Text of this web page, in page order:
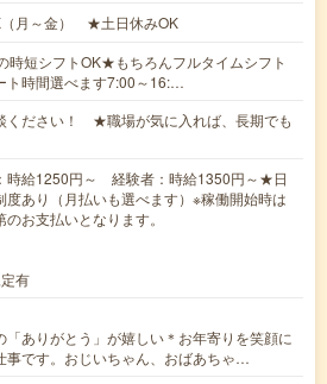
（月～金） ★土日休みOK
時短シフトOK★もちろんフルタイムシフト
ト時間選べます7:00～16:…
ください！ ★職場が気に入れば、長期でも
時給1250円～ 経験者：時給1350円～★日
度あり（月払いも選べます）※稼働開始時は
お支払いとなります。
有
「ありがとう」が嬉しい＊お年寄りを笑顔に
事です。おじいちゃん、おばあちゃ…